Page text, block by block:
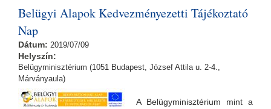
Belügyi Alapok Kedvezményezetti Tájékoztató
Nap
Dátum: 2019/07/09
Helyszín:
Belügyminisztérium (1051 Budapest, József Attila u. 2-4.,
Márványaula)
A Belügyminisztérium mint a